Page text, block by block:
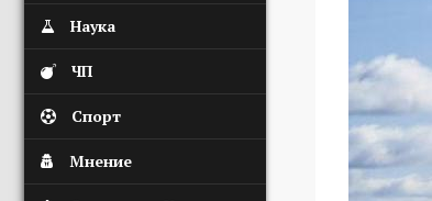
Наука
ЧП
Спорт
Мнение